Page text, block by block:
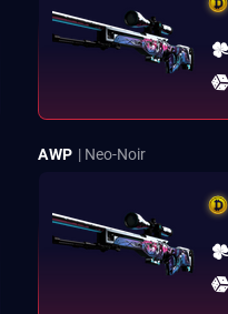
AWP | Neo-Noir